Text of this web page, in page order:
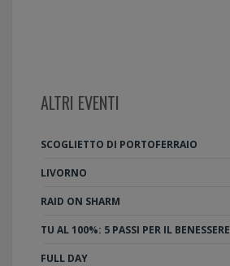
ALTRI EVENTI
SCOGLIETTO DI PORTOFERRAIO
LIVORNO
RAID ON SHARM
TU AL 100%: 5 PASSI PER IL BENESSERE
FULL DAY